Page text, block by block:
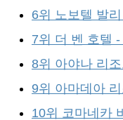
6위 노보텔 발
7위 더 벤 호텔
8위 아야나 리조
9위 아마데아
10위 코마네카